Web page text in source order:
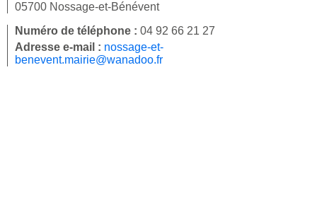
05700 Nossage-et-Bénévent
Numéro de téléphone : 04 92 66 21 27
Adresse e-mail : nossage-et-
benevent.mairie@wanadoo.fr